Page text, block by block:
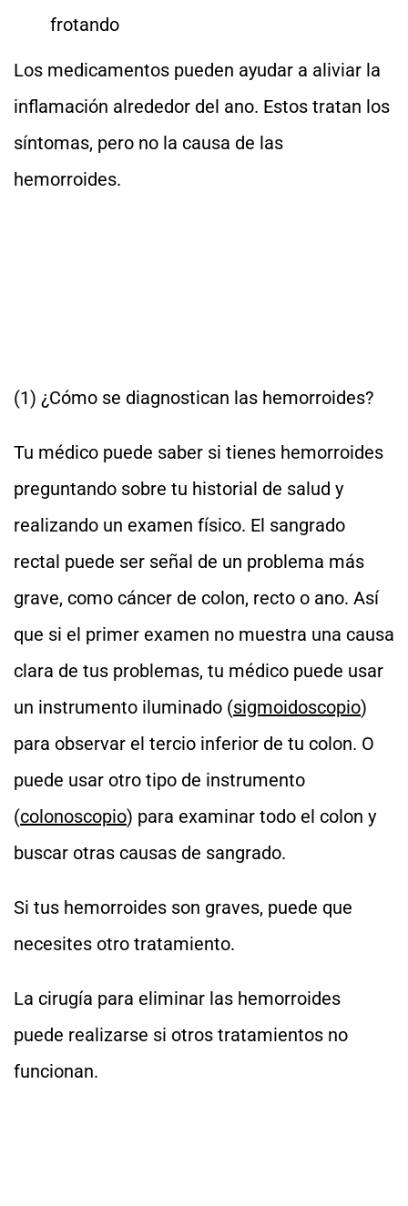
frotando
Los medicamentos pueden ayudar a aliviar la
inflamación alrededor del ano. Estos tratan los
síntomas, pero no la causa de las
hemorroides.
(1) ¿Cómo se diagnostican las hemorroides?
Tu médico puede saber si tienes hemorroides
preguntando sobre tu historial de salud y
realizando un examen físico. El sangrado
rectal puede ser señal de un problema más
grave, como cáncer de colon, recto o ano. Así
que si el primer examen no muestra una causa
clara de tus problemas, tu médico puede usar
un instrumento iluminado (sigmoidoscopio)
para observar el tercio inferior de tu colon. O
puede usar otro tipo de instrumento
(colonoscopio) para examinar todo el colon y
buscar otras causas de sangrado.
Si tus hemorroides son graves, puede que
necesites otro tratamiento.
La cirugía para eliminar las hemorroides
puede realizarse si otros tratamientos no
funcionan.